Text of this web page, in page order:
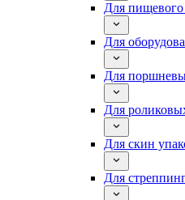
Для пищевого
Для
Для
Для
Для скин
Для